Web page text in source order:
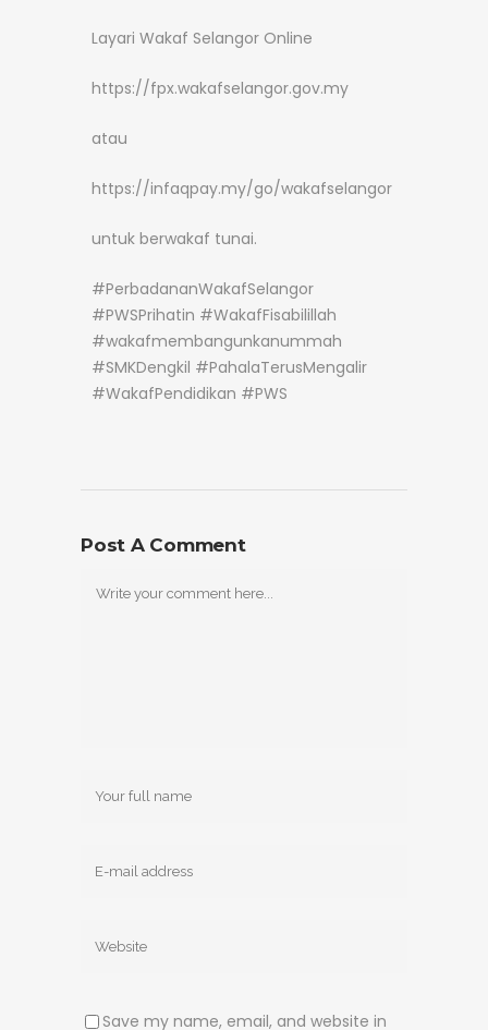
Layari Wakaf Selangor Online
https://fpx.wakafselangor.gov.my
atau
https://infaqpay.my/go/wakafselangor
untuk berwakaf tunai.
#PerbadananWakafSelangor
#PWSPrihatin #WakafFisabilillah
#wakafmembangunkanummah
#SMKDengkil #PahalaTerusMengalir
#WakafPendidikan #PWS
Post A Comment
Save my name, email, and website in